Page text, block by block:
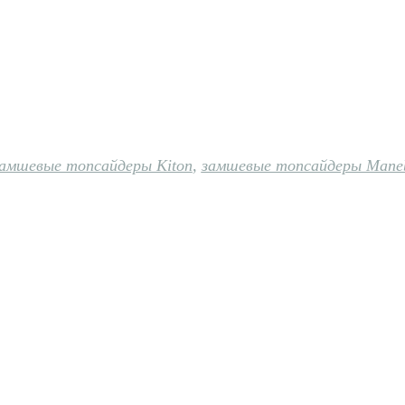
топсайдеры Kiton, замшевые топсайдеры